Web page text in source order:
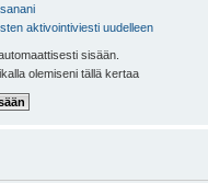
aktivointiviesti uudelleen
sisään.
olemiseni tällä kertaa